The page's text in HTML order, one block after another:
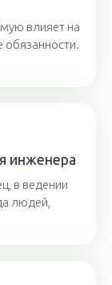
влияет на
инженера
в ведении
людей,